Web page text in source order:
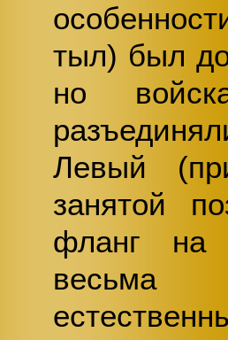
тыл) был
но
Левый
занятой
фланг на